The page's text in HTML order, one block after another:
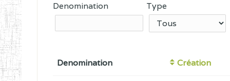
Denomination
Type
Denomination Création